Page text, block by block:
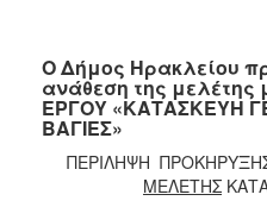
2022
2021
2020
Ο Δήμος Ηρακλείου
ανάθεση της μελέτης
ΕΡΓΟΥ «ΚΑΤΑΣΚΕΥΗ
ΒΑΓΙΕΣ»
ΠΕΡΙΛΗΨΗ
ΜΕΛΕΤΗΣ